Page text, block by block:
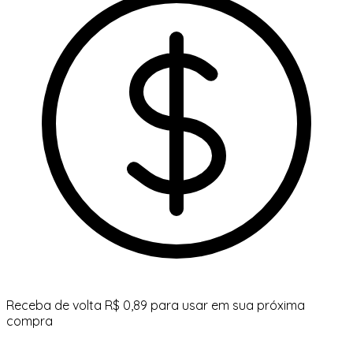
Receba de volta R$ 0,89 para usar em sua próxima
compra